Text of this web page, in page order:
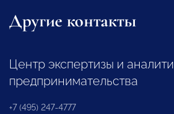
Другие контакты
Центр экспертизы и
предпринимательства
+7 (495) 247-4777